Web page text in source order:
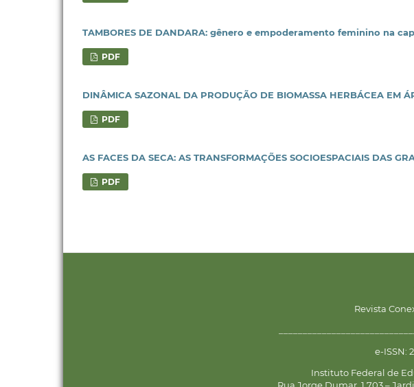
TAMBORES DE DANDARA: gênero e empoderamento feminino na
PDF
DINÂMICA SAZONAL DA PRODUÇÃO DE BIOMASSA HERBÁCEA EM
PDF
AS FACES DA SECA: AS TRANSFORMAÇÕES SOCIOESPACIAIS DAS
PDF
Revista
e-ISSN:
Instituto Federal de